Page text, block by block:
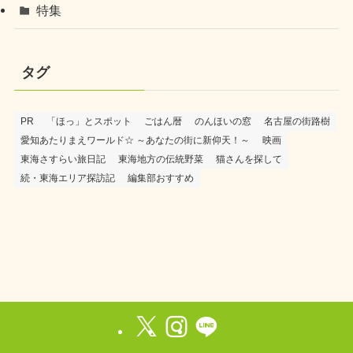
特集
タグ
PR 「ほっ」とスポット ごはん暦 のんほいの窓
名古屋の街路樹
愛知あたりまえワールド☆ ～あなたの街に新仰天！～
映画
東海さすらい旅日記
東海地方の伝統野菜
猫さんを探して
続・東海エリア探訪記
編集部おすすめ